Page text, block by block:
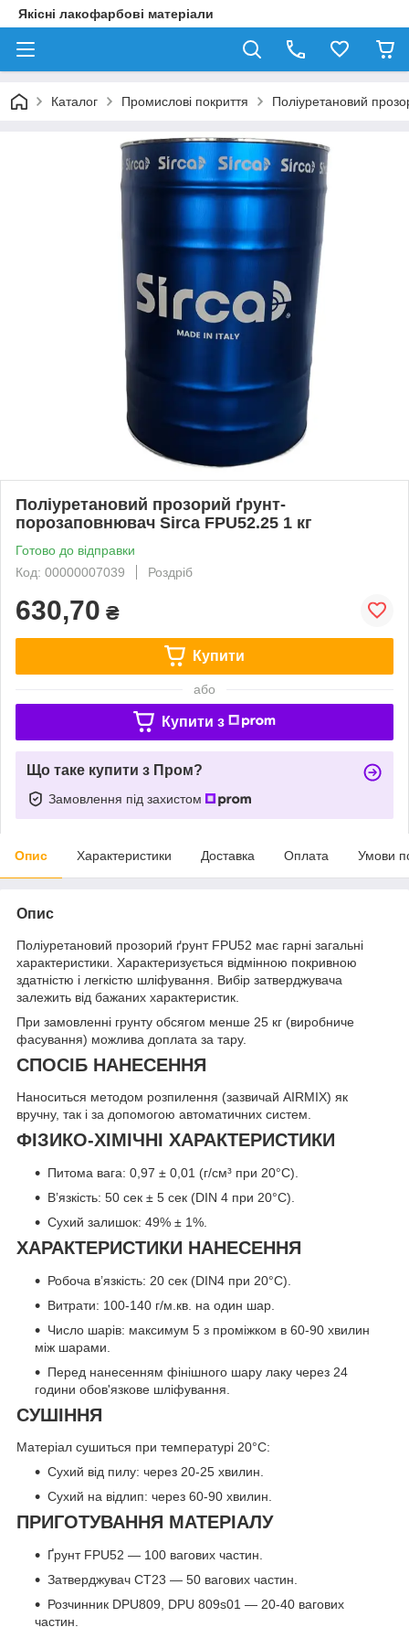
Якісні лакофарбові матеріали
Каталог Промислові покриття Поліуретановий
Поліуретановий прозорий ґрунт-
порозаповнювач Sirca FPU52.25 1 кг
Готово до відправки
Код: 00000007039
Роздріб
630,70 ₴
Купити
або
Купити з
Що таке купити з Пром?
Замовлення під захистом
Опис Характеристики Доставка Оплата Умови
Опис
Поліуретановий прозорий ґрунт FPU52 має гарні загальні
характеристики. Характеризується відмінною покривною
здатністю і легкістю шліфування. Вибір затверджувача
залежить від бажаних характеристик.
При замовленні грунту обсягом менше 25 кг (виробниче
фасування) можлива доплата за тару.
СПОСІБ НАНЕСЕННЯ
Наноситься методом розпилення (зазвичай AIRMIX) як
вручну, так і за допомогою автоматичних систем.
ФІЗИКО-ХІМІЧНІ ХАРАКТЕРИСТИКИ
Питома вага: 0,97 ± 0,01 (г/см³ при 20°С).
В’язкість: 50 сек ± 5 сек (DIN 4 при 20°С).
Сухий залишок: 49% ± 1%.
ХАРАКТЕРИСТИКИ НАНЕСЕННЯ
Робоча в’язкість: 20 сек (DIN4 при 20°С).
Витрати: 100-140 г/м.кв. на один шар.
Число шарів: максимум 5 з проміжком в 60-90 хвилин
між шарами.
Перед нанесенням фінішного шару лаку через 24
години обов'язкове шліфування.
СУШІННЯ
Матеріал сушиться при температурі 20°С:
Сухий від пилу: через 20-25 хвилин.
Сухий на відлип: через 60-90 хвилин.
ПРИГОТУВАННЯ МАТЕРІАЛУ
Ґрунт FPU52 — 100 вагових частин.
Затверджувач CT23 — 50 вагових частин.
Розчинник DPU809, DPU 809s01 — 20-40 вагових
частин.